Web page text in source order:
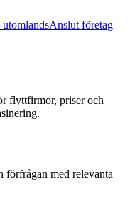
Anslut företag
flyttfirmor, priser och
förfrågan med relevanta